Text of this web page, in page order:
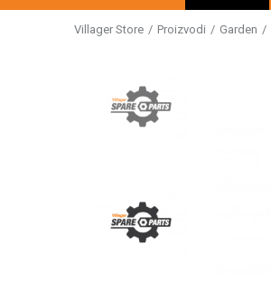
Villager Store Proizvodi Garden